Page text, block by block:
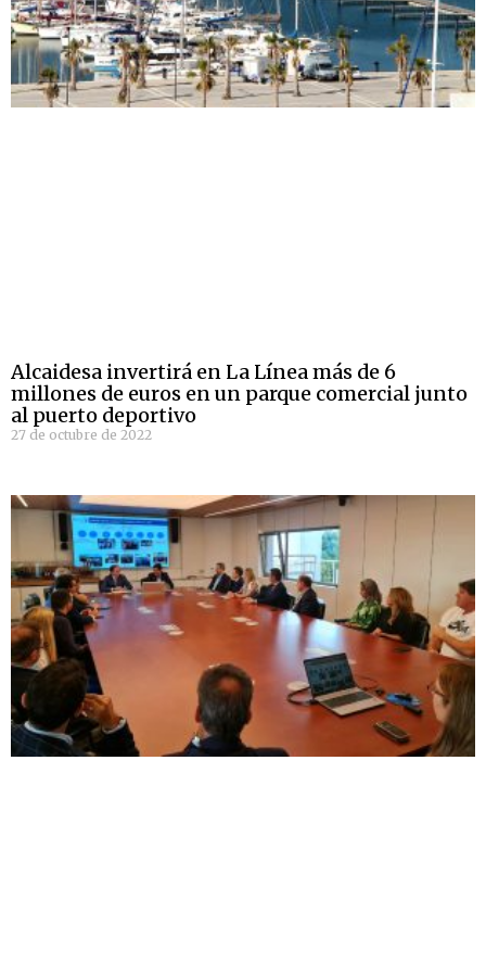
Alcaidesa invertirá en La Línea más de 6
millones de euros en un parque comercial junto
al puerto deportivo
27 de octubre de 2022